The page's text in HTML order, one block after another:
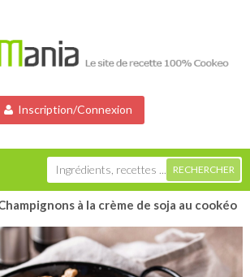
Inscription/Connexion
à la crème de soja au cookéo